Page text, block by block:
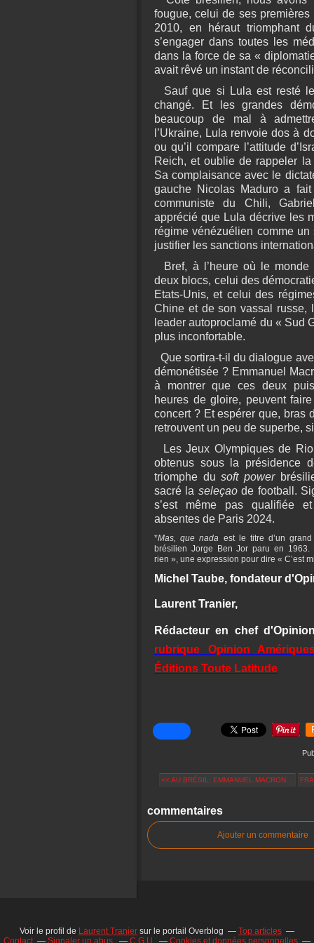
fougue, celui de ses
2010, en héraut triomphant
s’engager dans toutes les
dans la force de sa «
avait rêvé un instant de
Sauf que si Lula est resté
changé. Et les grandes
beaucoup de mal à
l’Ukraine, Lula renvoie dos à
ou qu’il compare l’attitude
Reich, et oublie de rappeler
Sa complaisance avec le
gauche Nicolas Maduro a fait
communiste du Chili,
apprécié que Lula décrive les
régime vénézuélien comme
justifier les sanctions
Bref, à l’heure où le
deux blocs, celui des
Etats-Unis, et celui des
Chine et de son vassal russe,
leader autoproclamé du « Sud
plus inconfortable.
Que sortira-t-il du dialogue
démonétisée ? Emmanuel
à montrer que ces deux
heures de gloire, peuvent
concert ? Et espérer que, bras
retrouvent un peu de superbe,
Les Jeux Olympiques de
obtenus sous la présidence
triomphe dusoft power
sacré la seleçaode football.
s’est même pas qualifiée
absentes de Paris 2024.
*Mas, que nada est le titre d’un
brésilien Jorge Ben Jor paru en 1963.
rien », une expression pour dire « C’est
Michel Taube, fondateur
Laurent Tranier,
Rédacteur en chef
rubrique Opinion
Éditions Toute Latitude
<< AU BRÉSIL, EMMANUEL MACRON...
commentaires
Ajouter un commentaire
Voir le profil de Laurent Tranier sur le portail Overblog
Top articles
Contact
Signaler un abus C.G.U.
Cookies et données personnelles